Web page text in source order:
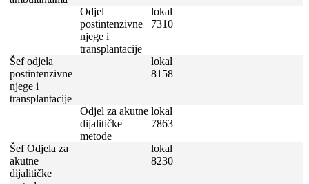
Odjel
postintenzivne
njege i
transplantacije
lokal
7310
Šef odjela
postintenzivne
njege i
transplantacije
lokal
8158
Odjel za akutne
dijalitičke
metode
lokal
7863
Šef Odjela za
akutne
dijalitičke
lokal
8230